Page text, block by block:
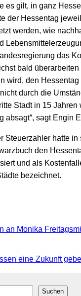
es gilt, in ganz
der Hessentag
werden, wie
das
bald
wird, den Hessentag
durch die
Stadt in 15 Jahren
absagt“, sagt Engin
Steuerzahler hatte in
den
und als
bezeichnet.
an Monika
eine Zukunft
Suchen